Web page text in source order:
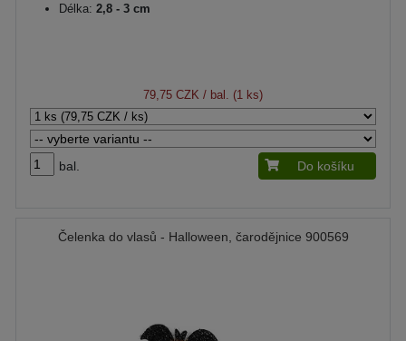
Délka: 2,8 - 3 cm
79,75 CZK / bal. (1 ks)
bal. Do košíku
Čelenka do vlasů - Halloween, čarodějnice 900569